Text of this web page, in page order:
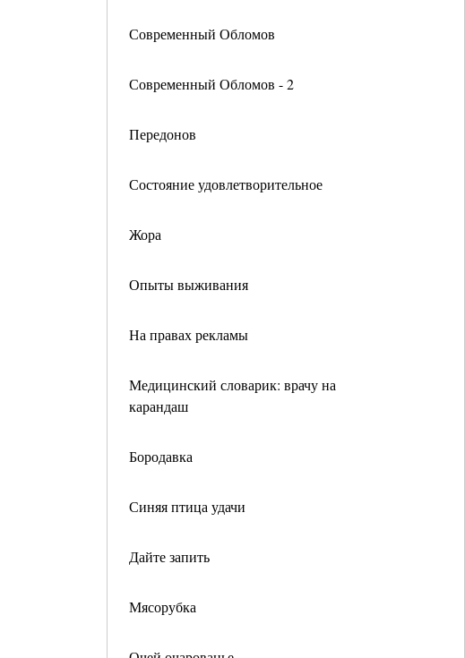
Современный Обломов
Современный Обломов - 2
Передонов
Состояние удовлетворительное
Жора
Опыты выживания
На правах рекламы
Медицинский словарик: врачу на
карандаш
Бородавка
Синяя птица удачи
Дайте запить
Мясорубка